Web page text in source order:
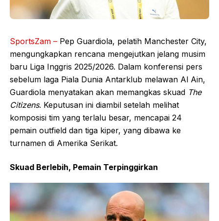
SportsZam – Pep Guardiola, pelatih Manchester City,
mengungkapkan rencana mengejutkan jelang musim
baru Liga Inggris 2025/2026. Dalam konferensi pers
sebelum laga Piala Dunia Antarklub melawan Al Ain,
Guardiola menyatakan akan memangkas skuad The
Citizens. Keputusan ini diambil setelah melihat
komposisi tim yang terlalu besar, mencapai 24
pemain outfield dan tiga kiper, yang dibawa ke
turnamen di Amerika Serikat.
Skuad Berlebih, Pemain Terpinggirkan